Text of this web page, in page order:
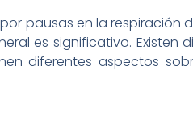
pausas en la respiración
es significativo. Existen
diferentes aspectos